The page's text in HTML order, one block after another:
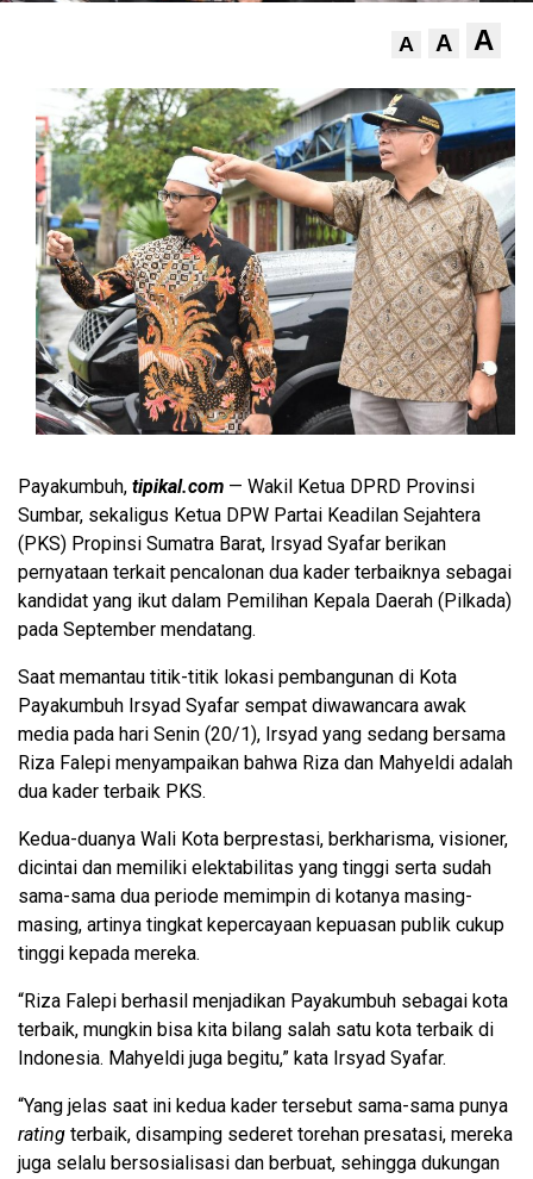
A A A
Payakumbuh, tipikal.com — Wakil Ketua DPRD Provinsi
Sumbar, sekaligus Ketua DPW Partai Keadilan Sejahtera
(PKS) Propinsi Sumatra Barat, Irsyad Syafar berikan
pernyataan terkait pencalonan dua kader terbaiknya sebagai
kandidat yang ikut dalam Pemilihan Kepala Daerah (Pilkada)
pada September mendatang.
Saat memantau titik-titik lokasi pembangunan di Kota
Payakumbuh Irsyad Syafar sempat diwawancara awak
media pada hari Senin (20/1), Irsyad yang sedang bersama
Riza Falepi menyampaikan bahwa Riza dan Mahyeldi adalah
dua kader terbaik PKS.
Kedua-duanya Wali Kota berprestasi, berkharisma, visioner,
dicintai dan memiliki elektabilitas yang tinggi serta sudah
sama-sama dua periode memimpin di kotanya masing-
masing, artinya tingkat kepercayaan kepuasan publik cukup
tinggi kepada mereka.
“Riza Falepi berhasil menjadikan Payakumbuh sebagai kota
terbaik, mungkin bisa kita bilang salah satu kota terbaik di
Indonesia. Mahyeldi juga begitu,” kata Irsyad Syafar.
“Yang jelas saat ini kedua kader tersebut sama-sama punya
rating terbaik, disamping sederet torehan presatasi, mereka
juga selalu bersosialisasi dan berbuat, sehingga dukungan